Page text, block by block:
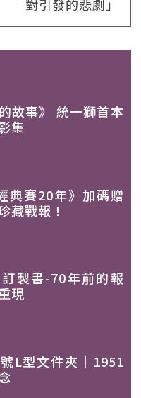
對引發的悲劇」
故事》 統一獅首本
集
典賽20年》加碼贈
藏戰報！
製書-70年前的報
現
L型文件夾｜1951